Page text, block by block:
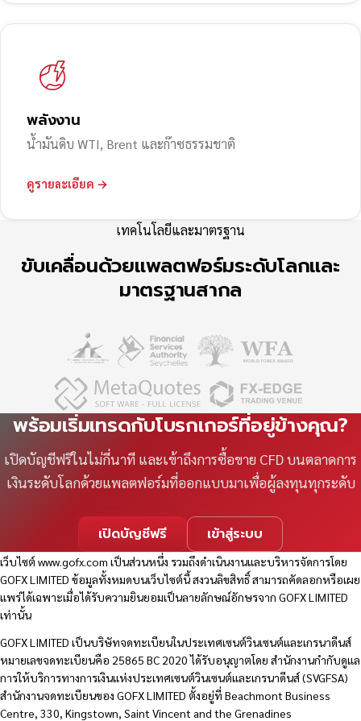
พลังงาน
น้ำมันดิบ WTI, Brent และก๊าซธรรมชาติ
ดูรายละเอียด →
เทคโนโลยีและมาตรฐาน
ขับเคลื่อนด้วยแพลตฟอร์มระดับโลกและ
มาตรฐานสากล
พร้อมเริ่มเทรดกับโบรกเกอร์ที่อยู่ข้างคุณ?
เปิดบัญชีฟรีในไม่กี่นาที และเข้าถึงการซื้อขาย CFD บนตลาดการ
เงินระดับโลกด้วยแพลตฟอร์มที่ออกแบบมาเพื่อผู้ลงทุนทุกระดับ
เปิดบัญชีฟรี เข้าสู่ระบบ
เว็บไซต์www.gofx.com เป็นส่วนหนึ่ง รวมถึงดำเนินงานและบริหารจัดการโดย
GOFX LIMITED ข้อมูลทั้งหมดบนเว็บไซต์นี้ สงวนลิขสิทธิ์ สามารถคัดลอกหรือเผย
แพร่ได้เฉพาะเมื่อได้รับความยินยอมเป็นลายลักษณ์อักษรจาก GOFX LIMITED
เท่านั้น
GOFX LIMITED เป็นบริษัทจดทะเบียนในประเทศเซนต์วินเซนต์และเกรนาดีนส์
หมายเลขจดทะเบียนคือ 25865 BC 2020 ได้รับอนุญาตโดย สำนักงานกำกับดูแล
การให้บริการทางการเงินแห่งประเทศเซนต์วินเซนต์และเกรนาดีนส์ (SVGFSA)
สำนักงานจดทะเบียนของ GOFX LIMITED ตั้งอยู่ที่ Beachmont Business
Centre, 330, Kingstown, Saint Vincent and the Grenadines